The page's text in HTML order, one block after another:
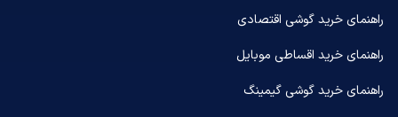
راهنمای خرید گوشی اقتصادی
راهنمای خرید اقساطی موبایل
راهنمای خرید گوشی گیمینگ